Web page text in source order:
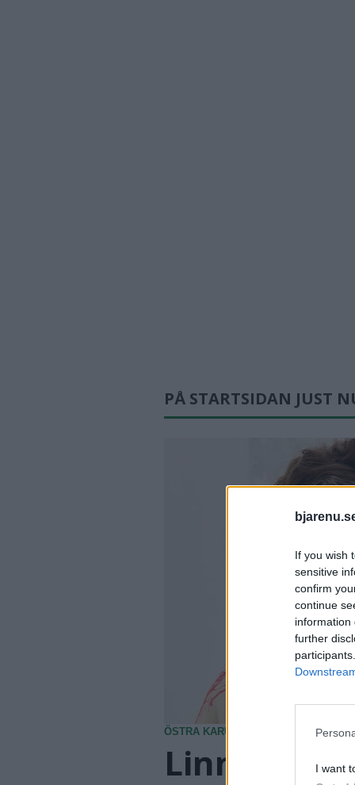
If you wish
sensitive
confirm
continue
information
further
I want
PÅ STARTSIDAN JUST
ÖSTRA KARUP 2026-08-09 KL. 06:00
Linn